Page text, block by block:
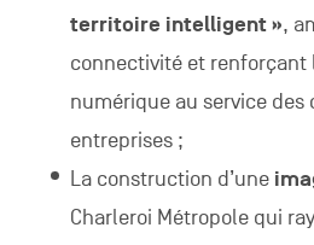
territoire intelligent »,
connectivité et renforçant
numérique au service des
entreprises ;
La construction d’une
Charleroi Métropole qui